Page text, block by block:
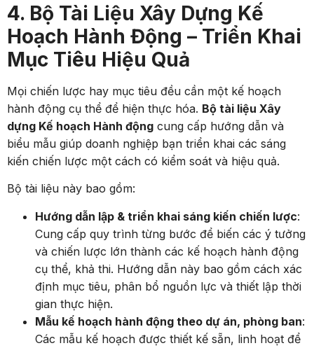
4. Bộ Tài Liệu Xây Dựng Kế
Hoạch Hành Động – Triển Khai
Mục Tiêu Hiệu Quả
Mọi chiến lược hay mục tiêu đều cần một kế hoạch
hành động cụ thể để hiện thực hóa. Bộ tài liệu Xây
dựng Kế hoạch Hành động cung cấp hướng dẫn và
biểu mẫu giúp doanh nghiệp bạn triển khai các sáng
kiến chiến lược một cách có kiểm soát và hiệu quả.
Bộ tài liệu này bao gồm:
Hướng dẫn lập & triển khai sáng kiến chiến lược:
Cung cấp quy trình từng bước để biến các ý tưởng
và chiến lược lớn thành các kế hoạch hành động
cụ thể, khả thi. Hướng dẫn này bao gồm cách xác
định mục tiêu, phân bổ nguồn lực và thiết lập thời
gian thực hiện.
Mẫu kế hoạch hành động theo dự án, phòng ban:
Các mẫu kế hoạch được thiết kế sẵn, linh hoạt để